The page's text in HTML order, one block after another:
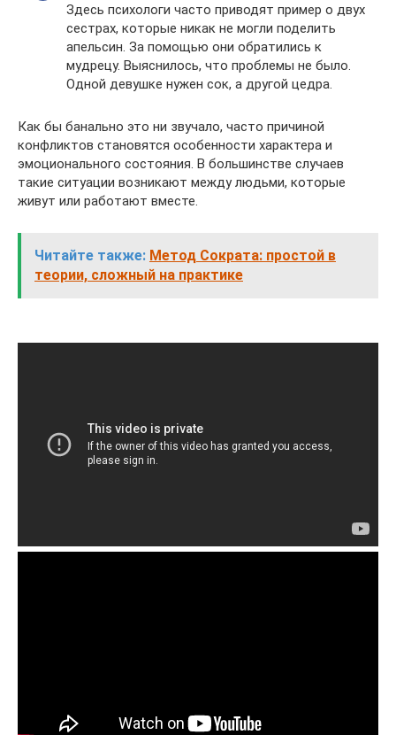
Здесь психологи часто приводят пример о двух
сестрах, которые никак не могли поделить
апельсин. За помощью они обратились к
мудрецу. Выяснилось, что проблемы не было.
Одной девушке нужен сок, а другой цедра.
Как бы банально это ни звучало, часто причиной
конфликтов становятся особенности характера и
эмоционального состояния. В большинстве случаев
такие ситуации возникают между людьми, которые
живут или работают вместе.
Читайте также: Метод Сократа: простой в
теории, сложный на практике